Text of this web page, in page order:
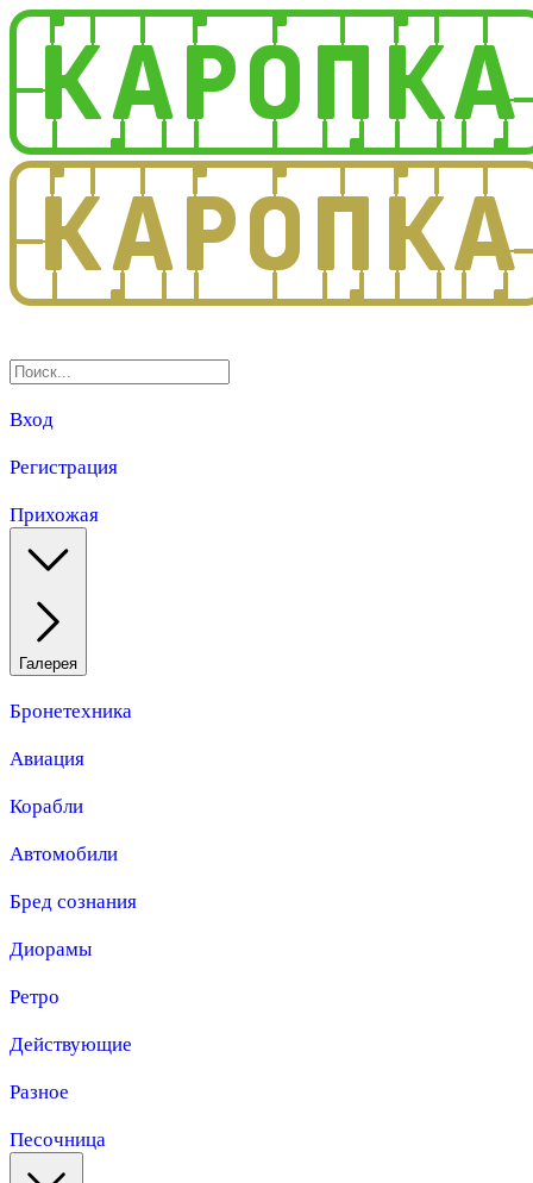
Вход
Регистрация
Прихожая
Галерея
Бронетехника
Авиация
Корабли
Автомобили
Бред сознания
Диорамы
Ретро
Действующие
Разное
Песочница